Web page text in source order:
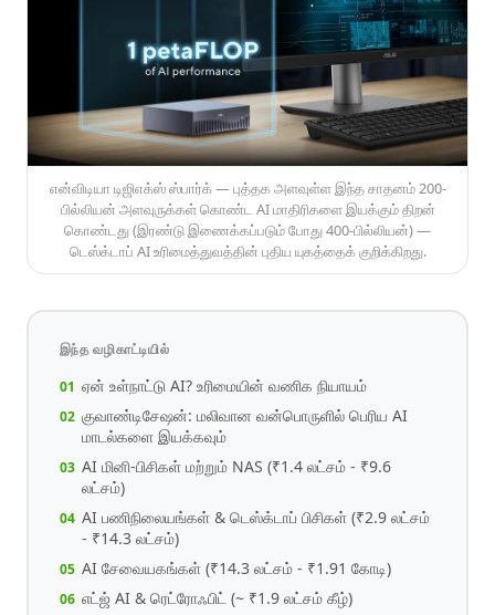
என்விடியா டிஜிஎக்ஸ் ஸ்பார்க் — புத்தக அளவுள்ள இந்த சாதனம் 200-
பில்லியன் அளவுருக்கள் கொண்ட AI மாதிரிகளை இயக்கும் திறன்
கொண்டது (இரண்டு இணைக்கப்படும் போது 400-பில்லியன்) —
டெஸ்க்டாப் AI உரிமைத்துவத்தின் புதிய யுகத்தைக் குறிக்கிறது.
இந்த வழிகாட்டியில்
ஏன் உள்நாட்டு AI? உரிமையின் வணிக நியாயம்
குவாண்டிசேஷன்: மலிவான வன்பொருளில் பெரிய AI
மாடல்களை இயக்கவும்
AI மினி-பிசிகள் மற்றும் NAS (₹1.4 லட்சம் - ₹9.6
லட்சம்)
AI பணிநிலையங்கள் & டெஸ்க்டாப் பிசிகள் (₹2.9 லட்சம்
- ₹14.3 லட்சம்)
AI சேவையகங்கள் (₹14.3 லட்சம் - ₹1.91 கோடி)
எட்ஜ் AI & ரெட்ரோஃபிட் (~ ₹1.9 லட்சம் கீழ்)